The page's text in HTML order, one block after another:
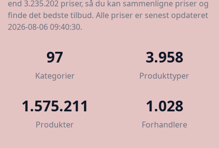
end 3.235.202 priser, så du kan sammenligne priser og
finde det bedste tilbud. Alle priser er senest opdateret
2026-08-06 09:40:30.
97
Kategorier
3.958
Produkttyper
1.575.211
Produkter
1.028
Forhandlere